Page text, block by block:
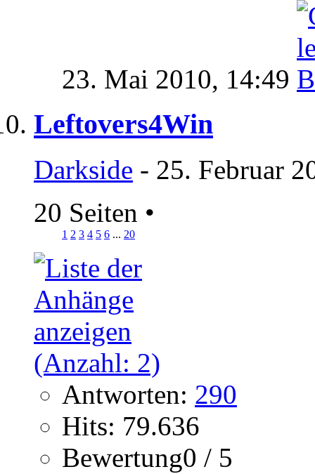
23. Mai 2010, 14:49
Leftovers4Win
Darkside - 25. Februar
20 Seiten •
1 2 3 4 5 6 ... 20
Antworten: 290
Hits: 79.636
Bewertung0 / 5